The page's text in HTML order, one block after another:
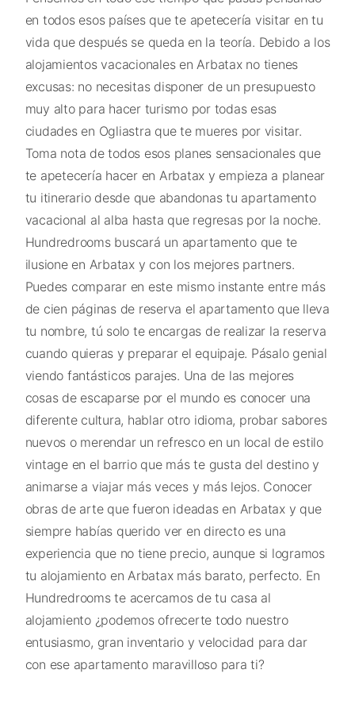
en todos esos países que te apetecería visitar en tu
vida que después se queda en la teoría. Debido a los
alojamientos vacacionales en Arbatax no tienes
excusas: no necesitas disponer de un presupuesto
muy alto para hacer turismo por todas esas
ciudades en Ogliastra que te mueres por visitar.
Toma nota de todos esos planes sensacionales que
te apetecería hacer en Arbatax y empieza a planear
tu itinerario desde que abandonas tu apartamento
vacacional al alba hasta que regresas por la noche.
Hundredrooms buscará un apartamento que te
ilusione en Arbatax y con los mejores partners.
Puedes comparar en este mismo instante entre más
de cien páginas de reserva el apartamento que lleva
tu nombre, tú solo te encargas de realizar la reserva
cuando quieras y preparar el equipaje. Pásalo genial
viendo fantásticos parajes. Una de las mejores
cosas de escaparse por el mundo es conocer una
diferente cultura, hablar otro idioma, probar sabores
nuevos o merendar un refresco en un local de estilo
vintage en el barrio que más te gusta del destino y
animarse a viajar más veces y más lejos. Conocer
obras de arte que fueron ideadas en Arbatax y que
siempre habías querido ver en directo es una
experiencia que no tiene precio, aunque si logramos
tu alojamiento en Arbatax más barato, perfecto. En
Hundredrooms te acercamos de tu casa al
alojamiento ¿podemos ofrecerte todo nuestro
entusiasmo, gran inventario y velocidad para dar
con ese apartamento maravilloso para ti?